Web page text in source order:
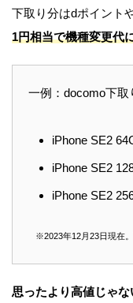
下取り分はdポイント
1円相当で機種変更代
一例：docomo下取
iPhone SE2
iPhone SE2
iPhone SE2
※2023年12月23日現在。
思ったより高値じゃな